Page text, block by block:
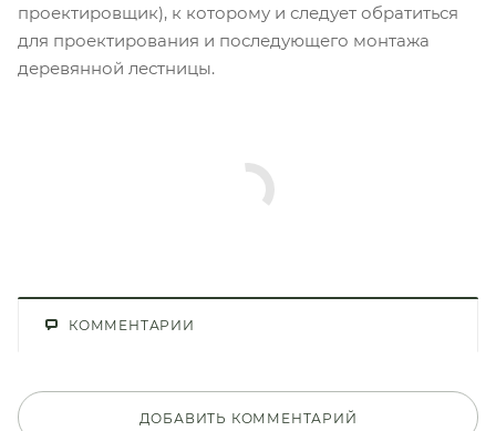
проектировщик), к которому и следует обратиться
для проектирования и последующего монтажа
деревянной лестницы.
КОММЕНТАРИИ
ДОБАВИТЬ КОММЕНТАРИЙ